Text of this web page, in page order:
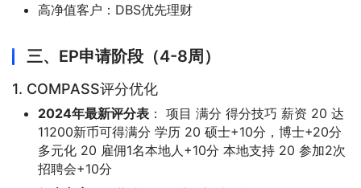
高净值客户：DBS优先理财
三、EP申请阶段（4-8周）
1. COMPASS评分优化
2024年最新评分表 ： 项目 满分 得分技巧 薪资 20 达
11200新币可得满分 学历 20 硕士+10分，博士+20分
多元化 20 雇佣1名本地人+10分 本地支持 20 参加2次
招聘会+10分